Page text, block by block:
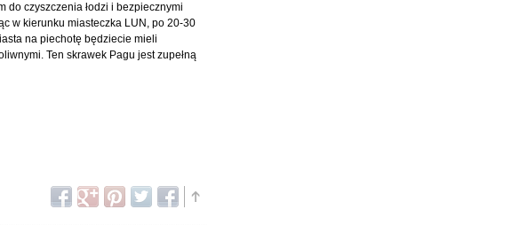
do czyszczenia łodzi i bezpiecznymi
w kierunku miasteczka LUN, po 20-30
na piechotę będziecie mieli
Ten skrawek Pagu jest zupełną